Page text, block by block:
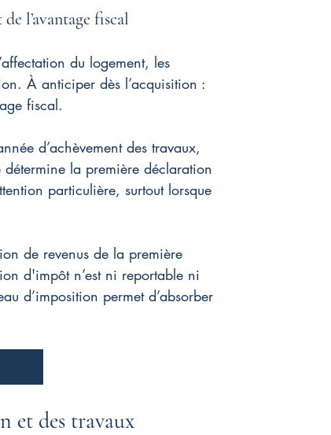
l’avantage fiscal
du logement, les
À anticiper dès l’acquisition :
fiscal.
d’achèvement des travaux,
détermine la première déclaration
particulière, surtout lorsque
de revenus de la première
d'impôt n’est ni reportable ni
d’imposition permet d’absorber
et des travaux